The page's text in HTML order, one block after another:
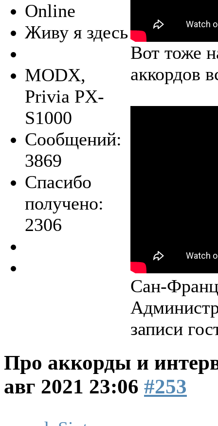
Online
Живу я здесь
MODX,
Privia PX-
S1000
Сообщений:
3869
Спасибо
получено:
2306
Вот тоже
аккордов
Сан-
записи
Про аккорды и
авг 2021 23:06 #253